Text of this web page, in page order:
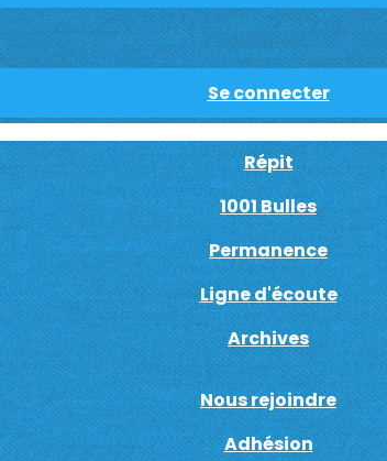
Se connecter
Répit
1001 Bulles
Permanence
Ligne d'écoute
Archives
Nous rejoindre
Adhésion